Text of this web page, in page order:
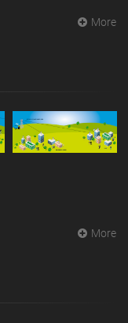
More
More